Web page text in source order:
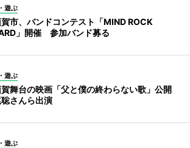
遊ぶ
市、バンドコンテスト「MIND ROCK
」開催 参加バンド募る
遊ぶ
舞台の映画「父と僕の終わらない歌」公開
さんら出演
遊ぶ